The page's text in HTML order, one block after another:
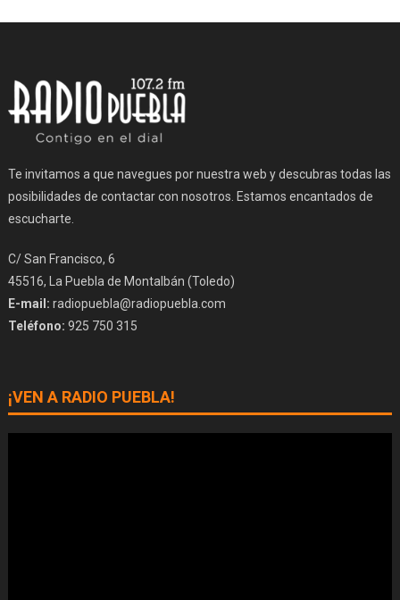
Te invitamos a que navegues por nuestra web y descubras todas las
posibilidades de contactar con nosotros. Estamos encantados de
escucharte.
C/ San Francisco, 6
45516, La Puebla de Montalbán (Toledo)
E-mail: radiopuebla@radiopuebla.com
Teléfono: 925 750 315
¡VEN A RADIO PUEBLA!